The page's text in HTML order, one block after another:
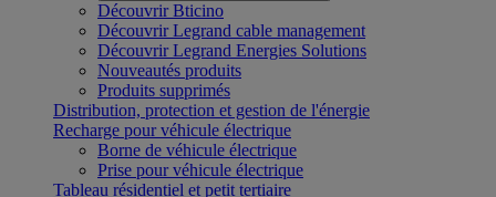
Découvrir Bticino
Découvrir Legrand cable management
Découvrir Legrand Energies Solutions
Nouveautés produits
Produits supprimés
Distribution, protection et gestion de l'énergie
Recharge pour véhicule électrique
Borne de véhicule électrique
Prise pour véhicule électrique
Tableau résidentiel et petit tertiaire